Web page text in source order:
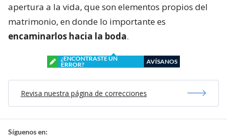
apertura a la vida, que son elementos propios del
matrimonio, en donde lo importante es
encaminarlos hacia la boda.
¿ENCONTRASTE UN
ERROR?
AVÍSANOS
Revisa nuestra página de correcciones
Síguenos en: